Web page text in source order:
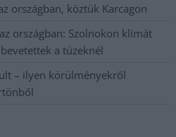
országban, köztük Karcagon
országban: Szolnokon klímát
a tüzeknél
– ilyen körülményekről